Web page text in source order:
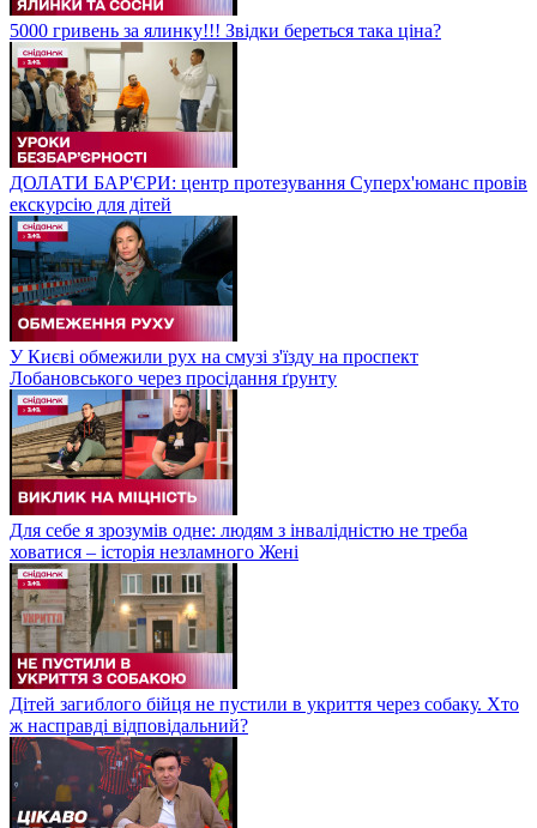
5000 гривень за ялинку!!! Звідки береться така ціна?
ДОЛАТИ БАР'ЄРИ: центр протезування Суперх'юманс провів
екскурсію для дітей
У Києві обмежили рух на смузі з'їзду на проспект
Лобановського через просідання ґрунту
Для себе я зрозумів одне: людям з інвалідністю не треба
ховатися – історія незламного Жені
Дітей загиблого бійця не пустили в укриття через собаку. Хто
ж насправді відповідальний?